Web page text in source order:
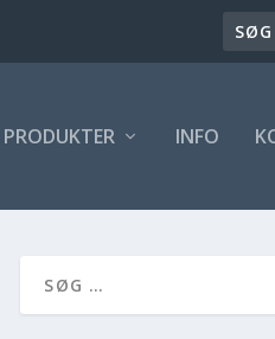
PRODUKTER INFO